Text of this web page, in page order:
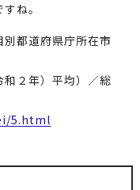
ね。
都道府県庁所在市
和２年）平均）／総
5.html